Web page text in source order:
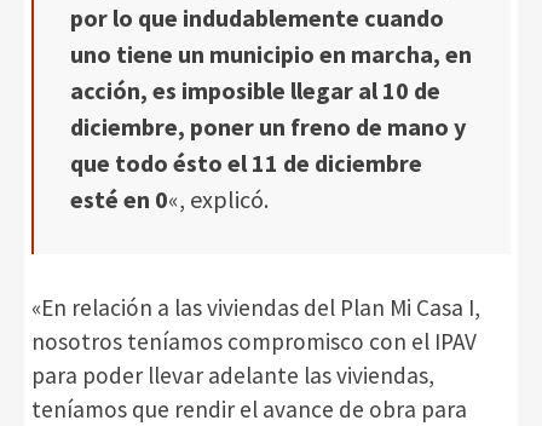
por lo que indudablemente cuando
uno tiene un municipio en marcha, en
acción, es imposible llegar al 10 de
diciembre, poner un freno de mano y
que todo ésto el 11 de diciembre
esté en 0«, explicó.
«En relación a las viviendas del Plan Mi Casa I,
nosotros teníamos compromisco con el IPAV
para poder llevar adelante las viviendas,
teníamos que rendir el avance de obra para